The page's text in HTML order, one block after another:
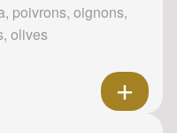
poivrons, oignons,
olives